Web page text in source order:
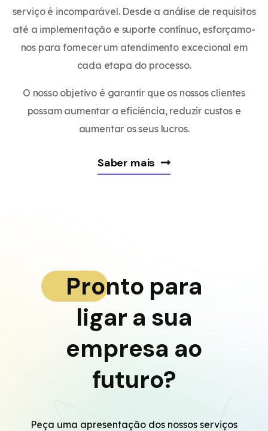
serviço é incomparável. Desde a análise de requisitos
até a implementação e suporte contínuo, esforçamo-
nos para fornecer um atendimento excecional em
cada etapa do processo.
O nosso objetivo é garantir que os nossos clientes
possam aumentar a eficiência, reduzir custos e
aumentar os seus lucros.
Saber mais
Pronto para
ligar a sua
empresa ao
futuro?
Peça uma apresentação dos nossos serviços